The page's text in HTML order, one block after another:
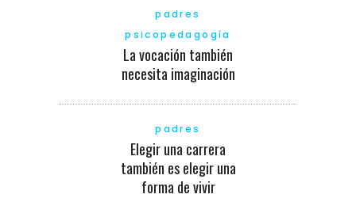
padres
psicopedagogía
La vocación también
necesita imaginación
padres
Elegir una carrera
también es elegir una
forma de vivir